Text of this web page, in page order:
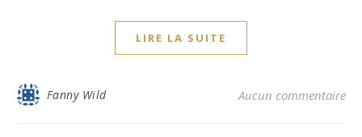
LIRE LA SUITE
Fanny Wild Aucun commentaire